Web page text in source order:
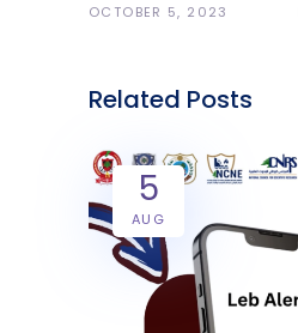
OCTOBER 5, 2023
Related Posts
5
AUG